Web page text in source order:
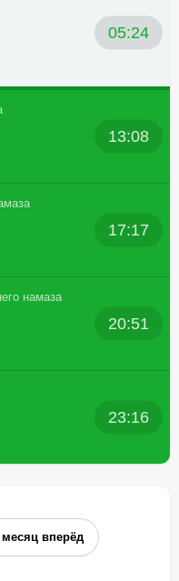
05:24
13:08
17:17
намаза
20:51
23:16
месяц вперёд